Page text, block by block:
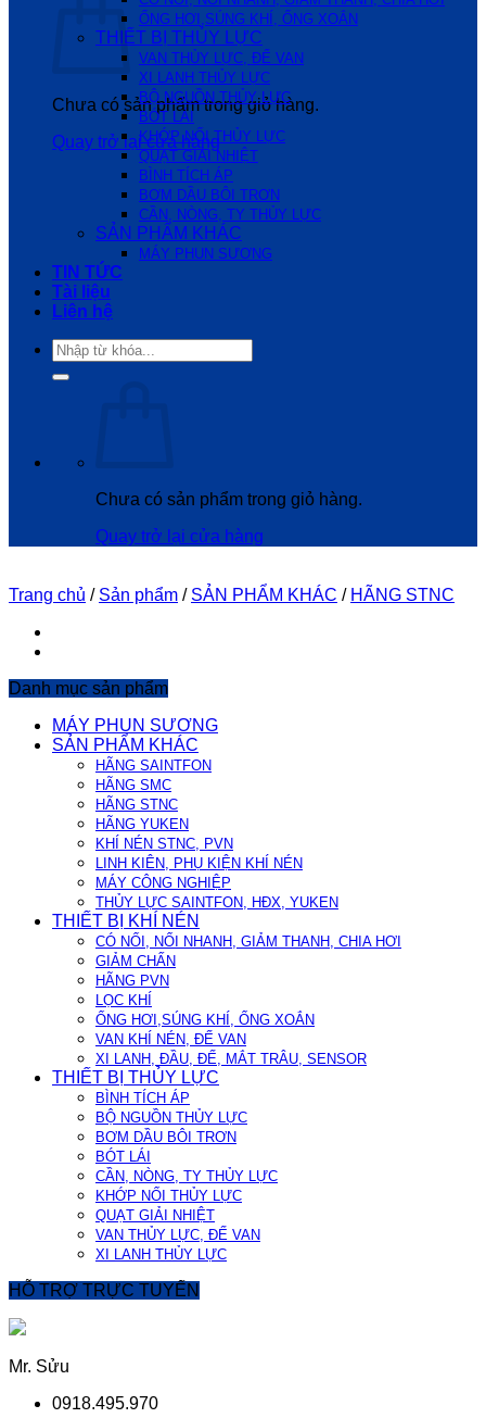
Chưa có sản phẩm trong giỏ hàng.
Quay trở lại cửa hàng
ỐNG HƠI,SÚNG KHÍ, ỐNG XOẮN
THIẾT BỊ THỦY LỰC
VAN THỦY LỰC, ĐẾ VAN
XI LANH THỦY LỰC
BỘ NGUỒN THỦY LỰC
BÓT LÁI
KHỚP NỐI THỦY LỰC
QUẠT GIẢI NHIỆT
BÌNH TÍCH ÁP
BƠM DẦU BÔI TRƠN
CẦN, NÒNG, TY THỦY LỰC
SẢN PHẨM KHÁC
MÁY PHUN SƯƠNG
TIN TỨC
Tài liệu
Liên hệ
Tìm
kiếm:
Chưa có sản phẩm trong giỏ hàng.
Quay trở lại cửa hàng
Trang chủ / Sản phẩm / SẢN PHẨM KHÁC / HÃNG STNC
Danh mục sản phẩm
MÁY PHUN SƯƠNG
SẢN PHẨM KHÁC
HÃNG SAINTFON
HÃNG SMC
HÃNG STNC
HÃNG YUKEN
KHÍ NÉN STNC, PVN
LINH KIÊN, PHỤ KIỆN KHÍ NÉN
MÁY CÔNG NGHIỆP
THỦY LỰC SAINTFON, HĐX, YUKEN
THIẾT BỊ KHÍ NÉN
CÓ NỐI, NỐI NHANH, GIẢM THANH, CHIA HƠI
GIẢM CHẤN
HÃNG PVN
LỌC KHÍ
ỐNG HƠI,SÚNG KHÍ, ỐNG XOẮN
VAN KHÍ NÉN, ĐẾ VAN
XI LANH, ĐẦU, ĐẾ, MẮT TRÂU, SENSOR
THIẾT BỊ THỦY LỰC
BÌNH TÍCH ÁP
BỘ NGUỒN THỦY LỰC
BƠM DẦU BÔI TRƠN
BÓT LÁI
CẦN, NÒNG, TY THỦY LỰC
KHỚP NỐI THỦY LỰC
QUẠT GIẢI NHIỆT
VAN THỦY LỰC, ĐẾ VAN
XI LANH THỦY LỰC
HỖ TRỢ TRỰC TUYẾN
Mr. Sửu
0918.495.970